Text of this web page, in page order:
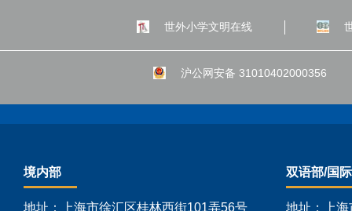
世外小学文明在线
沪公网安备 31010402000356
境内部
地址：上海市徐汇区桂林西街101弄56号
双语部/国
地址：上